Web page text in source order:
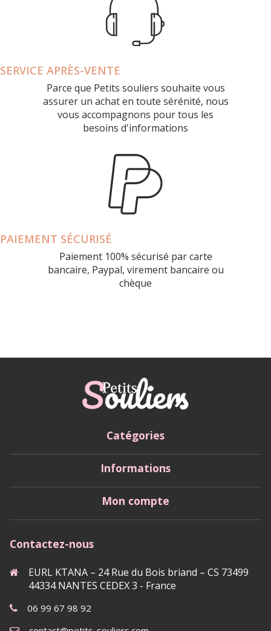
SERVICE APRÈS-VENTE
Parce que Petits souliers souhaite vous
assurer un achat en toute sérénité, nous
vous accompagnons pour tous les
besoins d'informations
PAIEMENT SÉCURISÉ
Paiement 100% sécurisé par carte
bancaire, Paypal, virement bancaire ou
chèque
Catégories
Informations
Mon compte
Contactez-nous
EURL KTANA – 24 Rue du Bois briand – CS 73499
44334 NANTES CEDEX 3 - France
06 99 67 98 92